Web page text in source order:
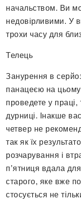
начальством. Ви
недовірливими. У
трохи часу для
Телець
Занурення в
панацеєю на
проведете у
дурниці. Інакше
четвер не
так як їх
розчарування і
п’ятниця вдала
старого, яке вже
стосується не